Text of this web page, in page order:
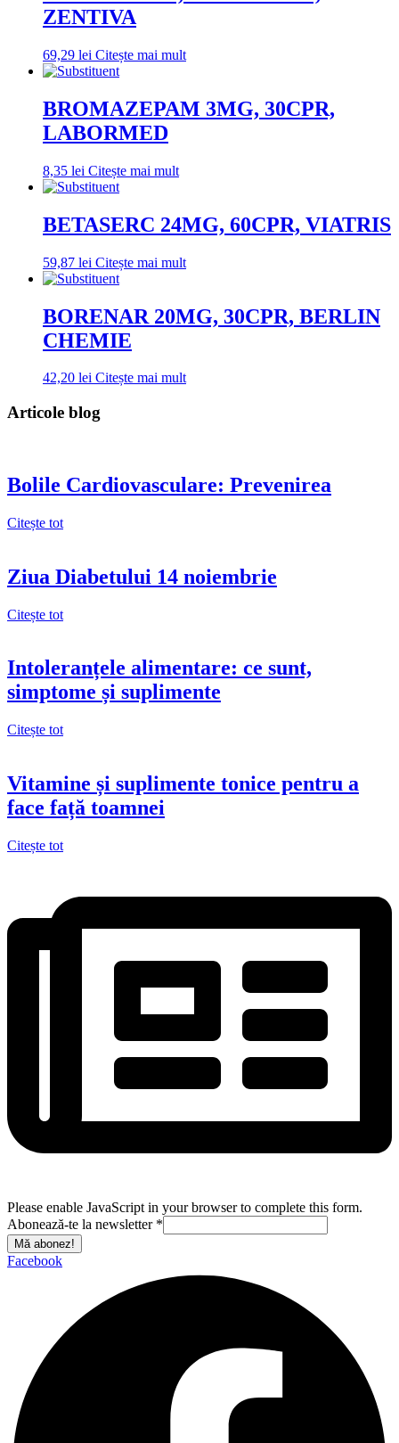
ZENTIVA
69,29 lei Citește mai mult
BROMAZEPAM 3MG, 30CPR,
LABORMED
8,35 lei Citește mai mult
BETASERC 24MG, 60CPR, VIATRIS
59,87 lei Citește mai mult
BORENAR 20MG, 30CPR, BERLIN
CHEMIE
42,20 lei Citește mai mult
Articole blog
Bolile Cardiovasculare: Prevenirea
Citește tot
Ziua Diabetului 14 noiembrie
Citește tot
Intoleranțele alimentare: ce sunt,
simptome și suplimente
Citește tot
Vitamine și suplimente tonice pentru a
face față toamnei
Citește tot
Please enable JavaScript in your browser to complete this form.
Abonează-te la newsletter *
Mă abonez!
Facebook